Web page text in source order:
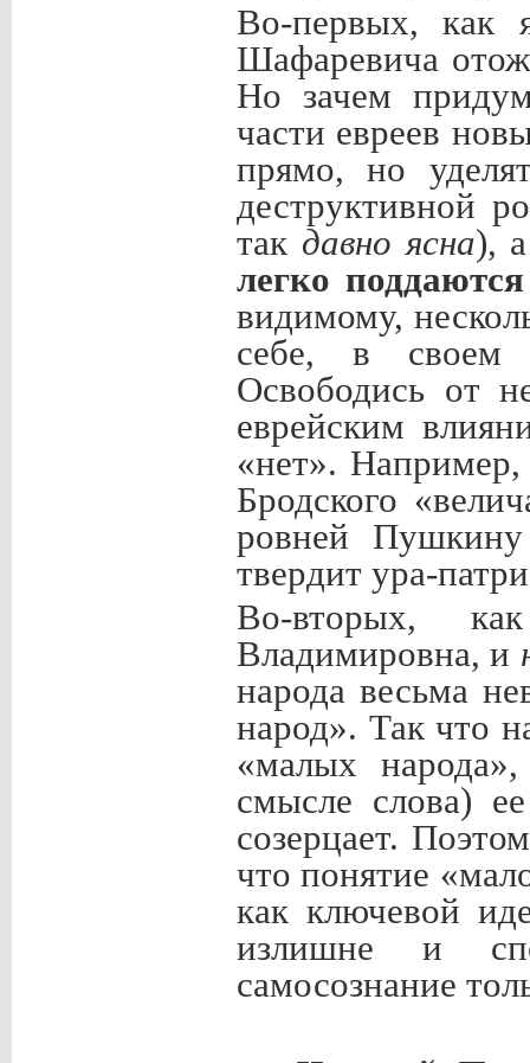
Во-первых, как
Шафаревича
Но зачем
части евреев
прямо, но
деструктивной
так давно ясна),
легко
видимому,
себе, в своем
Освободись от
еврейским
«нет».
Бродского
ровней
твердит ура-
Во-вторых,
Владимировна, и
народа весьма
народ». Так что
«малых
смысле слова)
созерцает.
что понятие
как ключевой
излишне и
самосознание